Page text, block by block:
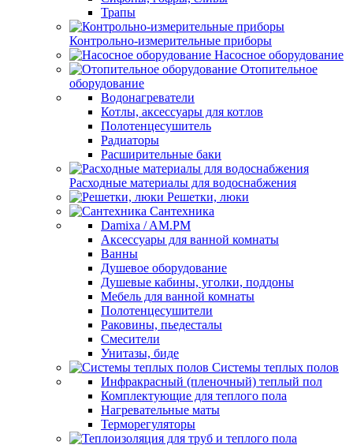
Трапы
Контрольно-измерительные приборы
Насосное оборудование
Отопительное
оборудование
Водонагреватели
Котлы, аксессуары для котлов
Полотенцесушитель
Радиаторы
Расширительные баки
Расходные материалы для водоснабжения
Решетки, люки
Сантехника
Damixa / AM.PM
Аксессуары для ванной комнаты
Ванны
Душевое оборудование
Душевые кабины, уголки, поддоны
Мебель для ванной комнаты
Полотенцесушители
Раковины, пьедесталы
Смесители
Унитазы, биде
Системы теплых полов
Инфракрасный (пленочный) теплый пол
Комплектующие для теплого пола
Нагревательные маты
Терморегуляторы